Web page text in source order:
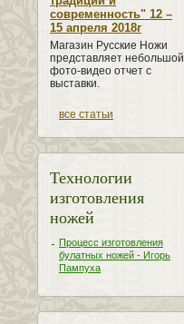
современность" 12 –
15 апреля 2018г
Магазин Русские Ножи
представляет небольшой
фото-видео отчет с
выставки.
все статьи
Технологии
изготовления
ножей
Процесс изготовления
булатных ножей - Игорь
Пампуха